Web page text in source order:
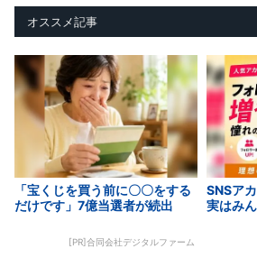
オススメ記事
「宝くじを買う前に〇〇をする
だけです」7億当選者が続出
[PR]合同会社デジタルファーム
SNSア
実はみ